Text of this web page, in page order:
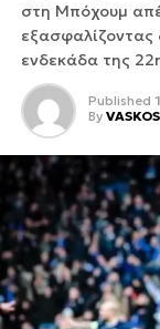
στη Μπόχουμ
εξασφαλίζοντας
ενδεκάδα της
Published
By